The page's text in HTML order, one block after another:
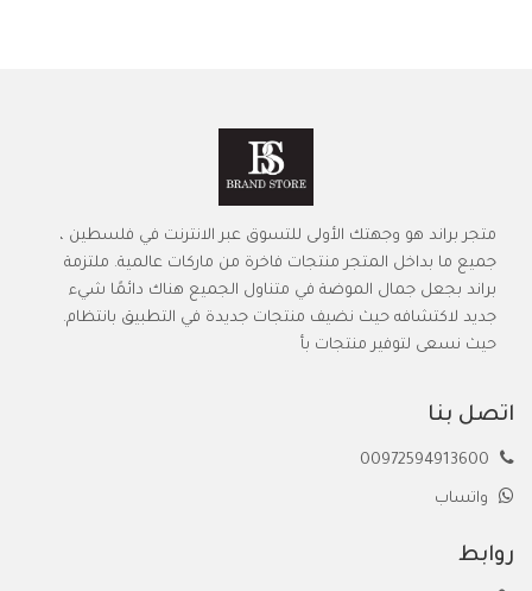
متجر براند هو وجهتك الأولى للتسوق عبر الانترنت في فلسطين ،
جميع ما بداخل المتجر منتجات فاخرة من ماركات عالمية. ملتزمة
براند بجعل جمال الموضة في متناول الجميع هناك دائمًا شيء
جديد لاكتشافه حيث نضيف منتجات جديدة في التطبيق بانتظام.
حيث نسعى لتوفير منتجات بأ
اتصل بنا
واتساب
روابط